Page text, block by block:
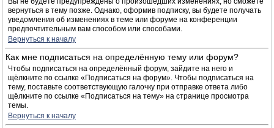
вернуться в тему позже. Однако, оформив подписку, вы будете получать
уведомления об изменениях в теме или форуме на конференции
предпочтительным вам способом или способами.
Вернуться к началу
Как мне подписаться на определённую тему или форум?
Чтобы подписаться на определённый форум, зайдите на него и
щёлкните по ссылке «Подписаться на форум». Чтобы подписаться на
тему, поставьте соответствующую галочку при отправке ответа либо
щёлкните по ссылке «Подписаться на тему» на странице просмотра
темы.
Вернуться к началу